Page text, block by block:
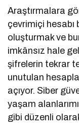
Araştırmalara
çevrimiçi hesabı
oluşturmak ve
imkânsız hale
şifrelerin tekrar
unutulan
açıyor. Siber
yaşam
gibi düzenli